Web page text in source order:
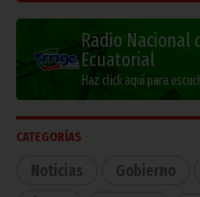
Radio Nacional
Ecuatorial
Haz click aquí para
CATEGORÍAS
Noticias Gobierno